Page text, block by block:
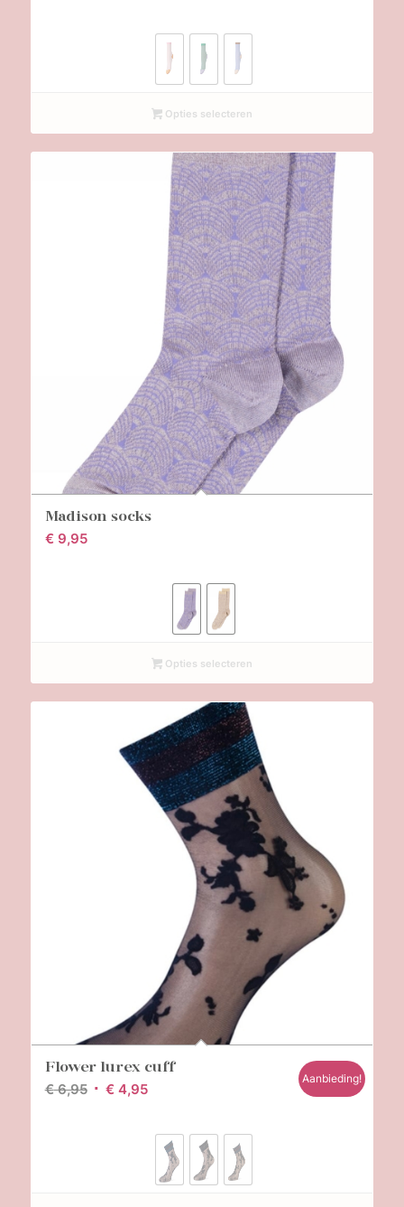
Opties selecteren
Madison socks
€ 9,95
Opties selecteren
Flower lurex cuff
€6,95 Oorspronkelijke
€ 4,95Huidige
is:
€ 4,95.
Aanbieding!